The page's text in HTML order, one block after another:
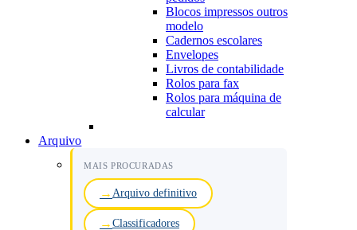
Blocos impressos outros
modelo
Cadernos escolares
Envelopes
Livros de contabilidade
Rolos para fax
Rolos para máquina de
calcular
Arquivo
MAIS PROCURADAS
Arquivo definitivo
Classificadores